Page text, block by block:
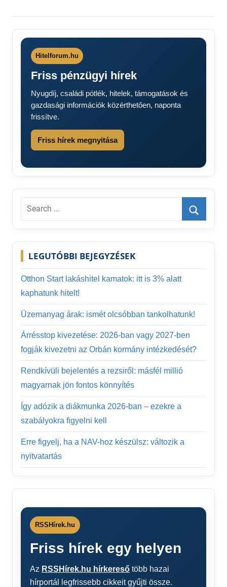
Hitelforum.hu
Friss pénzügyi hírek
Nyugdíj, családi pótlék, hitelek, támogatások és
gazdasági információk közérthetően, naponta
frissítve.
Friss hírek megnyitása
Search
Search
LEGUTÓBBI BEJEGYZÉSEK
Otthon Start lakáshitel kamatok: itt is 3% alatt
kaphatunk hitelt!
Üzemanyag árak: ismét olcsóbban tankolhatunk!
Árrésstop kivezetése: 2026-ban vagy 2027-ben
fogják kivezetni az Orbán kormány intézkedését?
Rendkívüli bejelentés a rezsiről: másfél millió
magyarnak jön fontos könnyítés
Így adózik a diákmunka 2026-ban – ezekre a
szabályokra figyelni kell
Erre figyelj, ha a NAV-hoz készülsz: változik a
nyitvatartás
RSSHírek.hu
Friss hírek egy helyen
Az RSSHírek.hu hírkereső több hazai
hírportál legfrissebb cikkeit gyűjti össze.